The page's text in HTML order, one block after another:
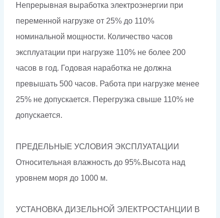
Непрерывная выработка электроэнергии при
переменной нагрузке от 25% до 110%
номинальной мощности. Количество часов
эксплуатации при нагрузке 110% не более 200
часов в год. Годовая наработка не должна
превышать 500 часов. Работа при нагрузке менее
25% не допускается. Перегрузка свыше 110% не
допускается.
ПРЕДЕЛЬНЫЕ УСЛОВИЯ ЭКСПЛУАТАЦИИ
Относительная влажность до 95%.Высота над
уровнем моря до 1000 м.
УСТАНОВКА ДИЗЕЛЬНОЙ ЭЛЕКТРОСТАНЦИИ В